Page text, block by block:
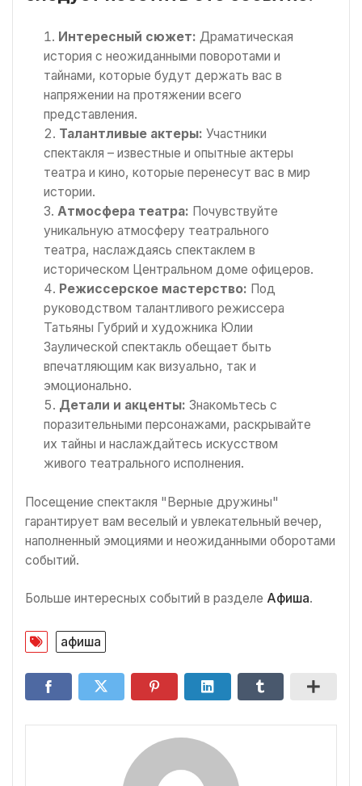
Интересный сюжет: Драматическая
история с неожиданными поворотами и
тайнами, которые будут держать вас в
напряжении на протяжении всего
представления.
Талантливые актеры: Участники
спектакля – известные и опытные актеры
театра и кино, которые перенесут вас в мир
истории.
Атмосфера театра: Почувствуйте
уникальную атмосферу театрального
театра, наслаждаясь спектаклем в
историческом Центральном доме офицеров.
Режиссерское мастерство: Под
руководством талантливого режиссера
Татьяны Губрий и художника Юлии
Заулической спектакль обещает быть
впечатляющим как визуально, так и
эмоционально.
Детали и акценты: Знакомьтесь с
поразительными персонажами, раскрывайте
их тайны и наслаждайтесь искусством
живого театрального исполнения.
Посещение спектакля "Верные дружины"
гарантирует вам веселый и увлекательный вечер,
наполненный эмоциями и неожиданными оборотами
событий.
Больше интересных событий в разделе Афиша.
афиша